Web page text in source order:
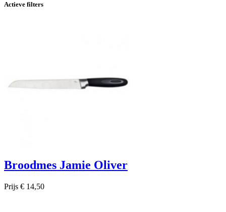
Actieve filters
Broodmes Jamie Oliver
Prijs € 14,50